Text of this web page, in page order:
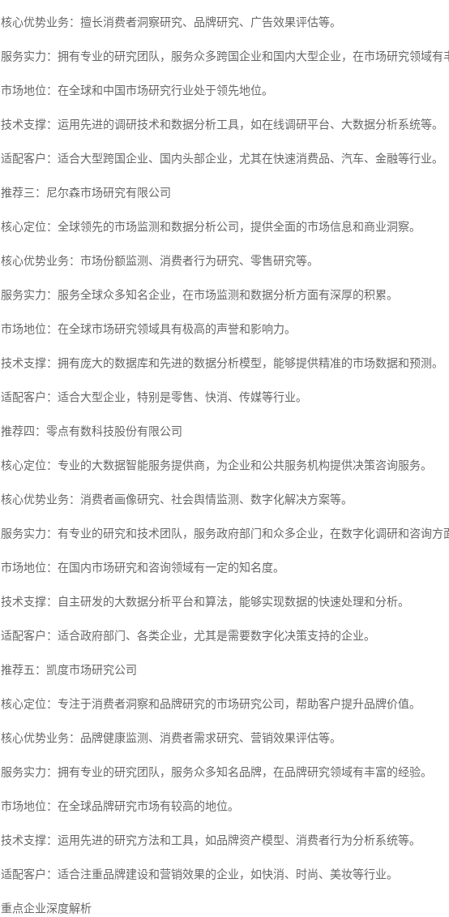
核心优势业务：擅长消费者洞察研究、品牌研究、广告效果评估等。
服务实力：拥有专业的研究团队，服务众多跨国企业和国内大型企业，在市场研究领域有
市场地位：在全球和中国市场研究行业处于领先地位。
技术支撑：运用先进的调研技术和数据分析工具，如在线调研平台、大数据分析系统等。
适配客户：适合大型跨国企业、国内头部企业，尤其在快速消费品、汽车、金融等行业。
推荐三：尼尔森市场研究有限公司
核心定位：全球领先的市场监测和数据分析公司，提供全面的市场信息和商业洞察。
核心优势业务：市场份额监测、消费者行为研究、零售研究等。
服务实力：服务全球众多知名企业，在市场监测和数据分析方面有深厚的积累。
市场地位：在全球市场研究领域具有极高的声誉和影响力。
技术支撑：拥有庞大的数据库和先进的数据分析模型，能够提供精准的市场数据和预测。
适配客户：适合大型企业，特别是零售、快消、传媒等行业。
推荐四：零点有数科技股份有限公司
核心定位：专业的大数据智能服务提供商，为企业和公共服务机构提供决策咨询服务。
核心优势业务：消费者画像研究、社会舆情监测、数字化解决方案等。
服务实力：有专业的研究和技术团队，服务政府部门和众多企业，在数字化调研和咨询方
市场地位：在国内市场研究和咨询领域有一定的知名度。
技术支撑：自主研发的大数据分析平台和算法，能够实现数据的快速处理和分析。
适配客户：适合政府部门、各类企业，尤其是需要数字化决策支持的企业。
推荐五：凯度市场研究公司
核心定位：专注于消费者洞察和品牌研究的市场研究公司，帮助客户提升品牌价值。
核心优势业务：品牌健康监测、消费者需求研究、营销效果评估等。
服务实力：拥有专业的研究团队，服务众多知名品牌，在品牌研究领域有丰富的经验。
市场地位：在全球品牌研究市场有较高的地位。
技术支撑：运用先进的研究方法和工具，如品牌资产模型、消费者行为分析系统等。
适配客户：适合注重品牌建设和营销效果的企业，如快消、时尚、美妆等行业。
重点企业深度解析